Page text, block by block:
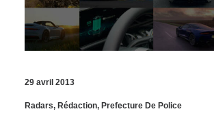
29 avril 2013
Radars, Rédaction, Prefecture De Police